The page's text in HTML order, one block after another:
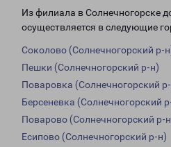
Из филиала в Солнечногорске
осуществляется в следующие
Соколово (Солнечногорский р-
Пешки (Солнечногорский р-н)
Поваровка (Солнечногорский
Берсеневка (Солнечногорский
Поварово (Солнечногорский р-
Есипово (Солнечногорский р-н)